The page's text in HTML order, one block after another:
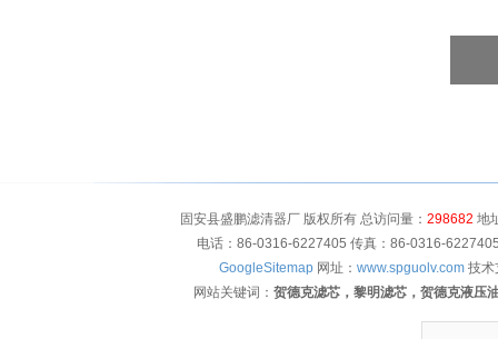
固安县盛鹏滤清器厂 版权所有 总访问量： 298682 地
电话：86-0316-6227405 传真：86-0316-
GoogleSitemap 网址： www.spguolv.com 技术
网站关键词： 贺德克滤芯，黎明滤芯，贺德克液压